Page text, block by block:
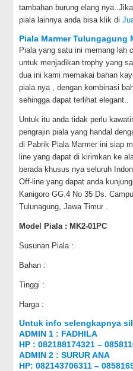
tambahan burung elang
piala lainnya anda bisa klik di
Piala Marmer Tulungagung
Piala yang satu ini memang lah
untuk menjadikan trophy yang
dua ini kami memakai bahan
piala nya , dengan kombinasi
sehingga dapat terlihat elegant..
Untuk itu anda tidak perlu
pengrajin piala yang handal
di Pabrik Piala Marmer ini siap
line yang dapat di kirimkan ke
berada khusus nya seluruh
Off-line yang dapat anda
Kanigoro GG.4 No 35 Ds.
Tulunagung, Jawa Timur .
Model Piala : MK2-01PC
Susunan Piala :
Bahan :
Tinggi :
Harga :
Untuk info selengkapnya
ADMIN 1 : FADHILA
HP : 082188174321 –
ADMIN 2 : SURUR ANA
HP: 082143706311 –